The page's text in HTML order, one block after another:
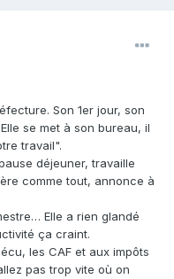
Son 1er jour, son
se met à son bureau, il
travail".
déjeuner, travaille
comme tout, annonce à
Elle a rien glandé
ça craint.
les CAF et aux impôts
pas trop vite où on